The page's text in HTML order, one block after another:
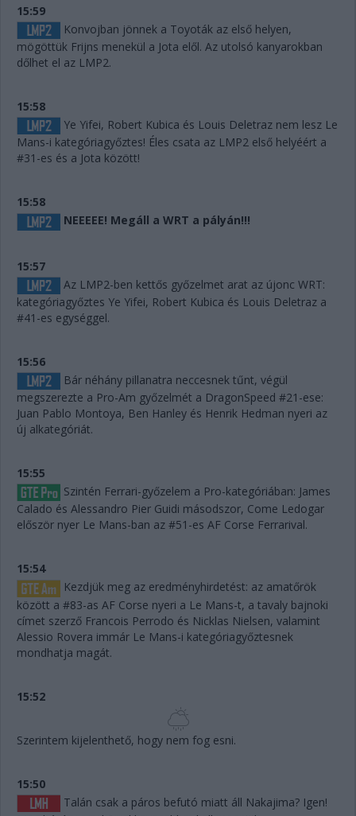
15:59
Konvojban jönnek a Toyoták az első helyen,
mögöttük Frijns menekül a Jota elől. Az utolsó kanyarokban
dőlhet el az LMP2.
15:58
Ye Yifei, Robert Kubica és Louis Deletraz nem lesz Le
Mans-i kategóriagyőztes! Éles csata az LMP2 első helyéért a
#31-es és a Jota között!
15:58
NEEEEE! Megáll a WRT a pályán!!!
15:57
Az LMP2-ben kettős győzelmet arat az újonc WRT:
kategóriagyőztes Ye Yifei, Robert Kubica és Louis Deletraz a
#41-es egységgel.
15:56
Bár néhány pillanatra neccesnek tűnt, végül
megszerezte a Pro-Am győzelmét a DragonSpeed #21-ese:
Juan Pablo Montoya, Ben Hanley és Henrik Hedman nyeri az
új alkategóriát.
15:55
Szintén Ferrari-győzelem a Pro-kategóriában: James
Calado és Alessandro Pier Guidi másodszor, Come Ledogar
először nyer Le Mans-ban az #51-es AF Corse Ferrarival.
15:54
Kezdjük meg az eredményhirdetést: az amatőrök
között a #83-as AF Corse nyeri a Le Mans-t, a tavaly bajnoki
címet szerző Francois Perrodo és Nicklas Nielsen, valamint
Alessio Rovera immár Le Mans-i kategóriagyőztesnek
mondhatja magát.
15:52
Szerintem kijelenthető, hogy nem fog esni.
15:50
Talán csak a páros befutó miatt áll Nakajima? Igen!